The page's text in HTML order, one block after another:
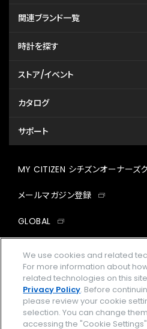
関連ブランド一覧
時計を探す
ストア/イベント
カタログ
サポート
MY CITIZEN シチズンオーナーズ
メールマガジン登録
GLOBAL
企業情報
We use cookies and related
For more information about
related technologies on this
Privacy Policy. Before
please review your cookie
selection. You can change
accessing the "Cookie